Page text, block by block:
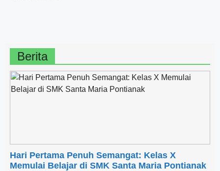
Berita
Hari Pertama Penuh Semangat: Kelas X
Memulai Belajar di SMK Santa Maria Pontianak